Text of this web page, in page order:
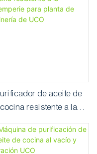
Purificador de aceite
diésel
de aceite de
cocina resistente a la
para planta de
refinería de UCO